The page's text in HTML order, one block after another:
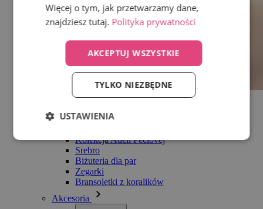
Wszystko w kategorii Biżuteria
Bransoletki
Kolekcja Adéli Pečlovej
Srebro
Biżuteria dla par
Zegarki
Bransoletki z koralików
Akcesoria
Więcej o tym, jak przetwarzamy dane,
znajdziesz tutaj. Polityka prywatności
AKCEPTUJ WSZYSTKIE
TYLKO NIEZBĘDNE
USTAWIENIA